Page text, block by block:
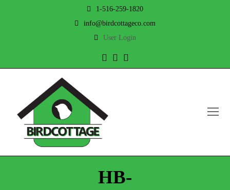
1-516-259-1820
info@birdcottageco.com
User Login
TwitterFacebook
HB-